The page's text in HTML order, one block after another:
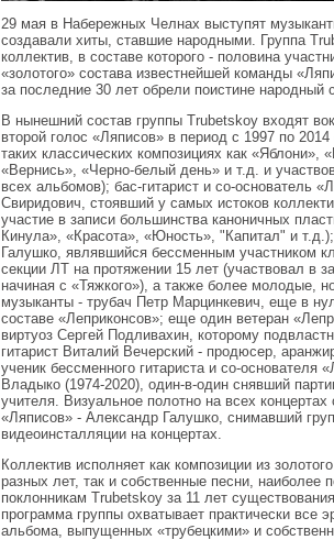
29 мая в Набережных Челнах выступят
создавали хиты, ставшие народными. Группа
коллектив, в составе которого - половина
«золотого» состава известнейшей команды
за последние 30 лет обрели поистине народный
В нынешний состав группы Trubetskoy входят
второй голос «Ляписов» в период с 1997 по
таких классических композициях как «Яблони»,
«Вернись», «Черно-белый день» и т.д. и
всех альбомов); бас-гитарист и со-основатель
Свиридович, стоявший у самых истоков
участие в записи большинства каноничных
Кинула», «Красота», «Юность», "Капитал" и
Галушко, являвшийся бессменным участником
секции ЛТ на протяжении 15 лет (участвовал в
начиная с «Тяжкого»), а также более молодые,
музыканты - трубач Петр Марцинкевич, еще в
составе «Леприконсов»; еще один ветеран
виртуоз Сергей Подливахин, которому
гитарист Виталий Вечерский - продюсер,
ученик бессменного гитариста и со-основателя
Владыко (1974-2020), один-в-один снявший
учителя. Визуальное полотно на всех концертах
«Ляписов» - Александр Галушко, снимавший
видеоинсталляции на концертах.
Коллектив исполняет как композиции из
разных лет, так и собственные песни, наиболее
поклонникам Trubetskoy за 11 лет
программа группы охватывает практически все
альбома, выпущенных «трубецкими» и